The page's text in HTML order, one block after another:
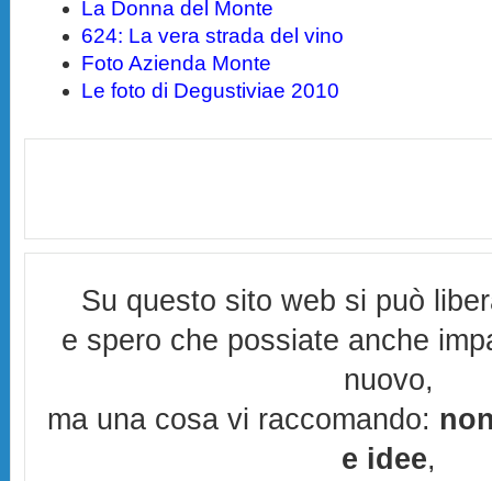
La Donna del Monte
624: La vera strada del vino
Foto Azienda Monte
Le foto di Degustiviae 2010
Su questo sito web si può
e spero che possiate anche
nuovo,
ma una cosa vi raccomando:
e idee,